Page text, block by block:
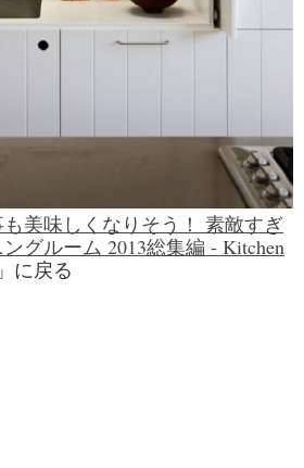
美味しくなりそう！ 素敵すぎ
グルーム 2013総集編 - Kitchen
」に戻る